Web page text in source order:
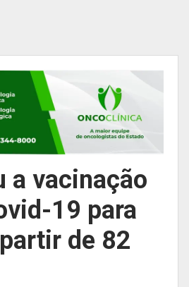
a vacinação
19 para
de 82